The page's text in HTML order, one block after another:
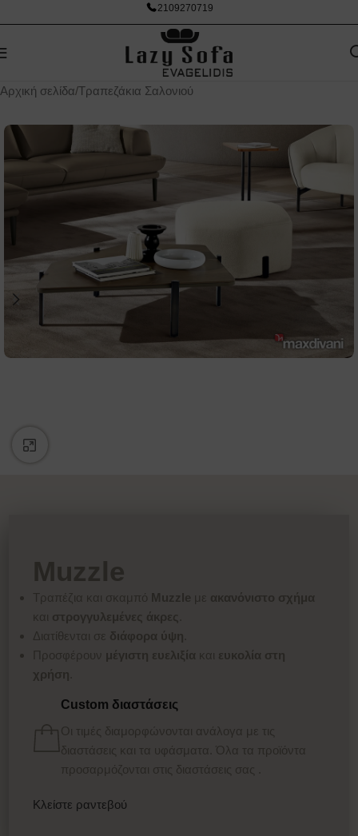
2109270719
Αρχική σελίδα/Τραπεζάκια Σαλονιού
Muzzle
Τραπέζια και σκαμπό Muzzle με ακανόνιστο σχήμα
και στρογγυλεμένες άκρες
Διατίθενται σε διάφορα ύψη
Προσφέρουν
μέγιστη ευελιξία και ευκολία στη
χρήση
Custom διαστάσεις
Οι τιμές διαμορφώνονται ανάλογα με τις
διαστάσεις και τα υφάσματα. Όλα τα προϊόντα
προσαρμόζονται στις διαστάσεις σας .
Κλείστε ραντεβού